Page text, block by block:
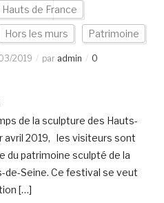
de France
Hors les murs Patrimoine
2019 par admin
0
de la sculpture des Hauts-
avril 2019, les visiteurs sont
du patrimoine sculpté de la
de-Seine. Ce festival se veut
[…]